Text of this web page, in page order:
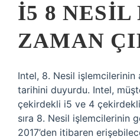
I5 8 NESIL
ZAMAN
Intel, 8. Nesil işlemcilerinin
tarihini duyurdu. Intel,
çekirdekli i5 ve 4
sıra 8. Nesil işlemcilerinin
2017’den itibaren